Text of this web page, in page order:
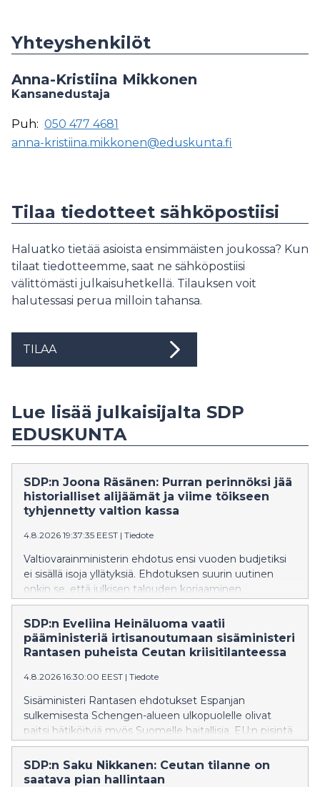
Yhteyshenkilöt
Anna-Kristiina Mikkonen
Kansanedustaja
Puh: 050 477 4681
anna-kristiina.mikkonen@eduskunta.fi
Tilaa tiedotteet sähköpostiisi
Haluatko tietää asioista ensimmäisten joukossa? Kun
tilaat tiedotteemme, saat ne sähköpostiisi
välittömästi julkaisuhetkellä. Tilauksen voit
halutessasi perua milloin tahansa.
TILAA
Lue lisää julkaisijalta SDP
EDUSKUNTA
SDP:n Joona Räsänen: Purran perinnöksi jää
historialliset alijäämät ja viime töikseen
tyhjennetty valtion kassa
4.8.2026 19:37:35 EEST | Tiedote
Valtiovarainministerin ehdotus ensi vuoden budjetiksi
ei sisällä isoja yllätyksiä. Ehdotuksen suurin uutinen
onkin se, että julkisen talouden korjaaminen
työnnetään seuraavan hallituksen syliin, SDP:n Joona
Räsänen toteaa.
SDP:n Eveliina Heinäluoma vaatii
pääministeriä irtisanoutumaan sisäministeri
Rantasen puheista Ceutan kriisitilanteessa
4.8.2026 16:30:00 EEST | Tiedote
Sisäministeri Rantasen ehdotukset Espanjan
sulkemisesta Schengen-alueen ulkopuolelle olivat
paitsi hätiköityjä myös Suomelle haitallisia. EU:n pisintä
itärajaa vartioivalle Suomelle on erityisen tärkeää
säilyttää muiden EU-maiden tuki ja ymmärrys
rajaturvallisuuden vaikeissa oloissa.
SDP:n Saku Nikkanen: Ceutan tilanne on
saatava pian hallintaan